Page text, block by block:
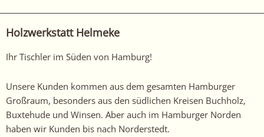
Holzwerkstatt Helmeke
Ihr Tischler im Süden von Hamburg!
Unsere Kunden kommen aus dem gesamten Hamburger
Großraum, besonders aus den südlichen Kreisen Buchholz,
Buxtehude und Winsen. Aber auch im Hamburger Norden
haben wir Kunden bis nach Norderstedt.